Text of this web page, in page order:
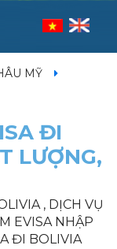
MỸ
ĐI
LƯỢNG,
, DỊCH VỤ
EVISA NHẬP
ĐI BOLIVIA